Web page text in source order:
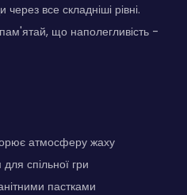
все складніші рівні.
що наполегливість -
атмосферу жаху
спільної гри
пастками